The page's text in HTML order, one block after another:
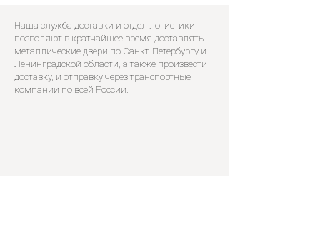
Наша служба доставки и отдел логистики
позволяют в кратчайшее время доставлять
металлические двери по Санкт-Петербургу и
Ленинградской области, а также произвести
доставку, и отправку через транспортные
компании по всей России.